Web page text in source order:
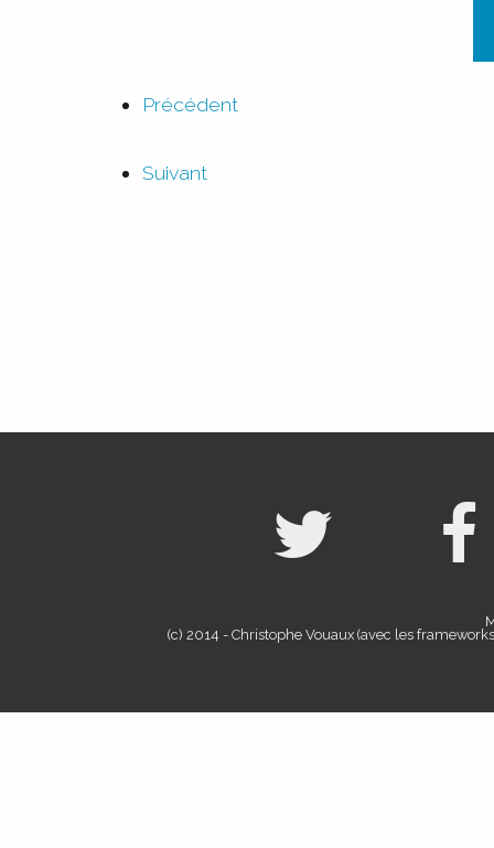
Précédent
Suivant
(c) 2014 - Christophe Vouaux (avec les